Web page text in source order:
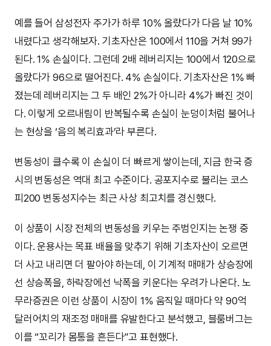
예를 들어 삼성전자 주가가 하루 10% 올랐다가 다음 날 10%
내렸다고 생각해보자. 기초자산은 100에서 110을 거쳐 99가
된다. 1% 손실이다. 그런데 2배 레버리지는 100에서 120으로
올랐다가 96으로 떨어진다. 4% 손실이다. 기초자산은 1% 빠
졌는데 레버리지는 그 두 배인 2%가 아니라 4%가 빠진 것이
다. 이렇게 오르내림이 반복될수록 손실이 눈덩이처럼 불어나
는 현상을 ‘음의 복리효과’라 부른다.
변동성이 클수록 이 손실이 더 빠르게 쌓이는데, 지금 한국 증
시의 변동성은 역대 최고 수준이다. 공포지수로 불리는 코스
피200 변동성지수는 최근 사상 최고치를 경신했다.
이 상품이 시장 전체의 변동성을 키우는 주범인지는 논쟁 중
이다. 운용사는 목표 배율을 맞추기 위해 기초자산이 오르면
더 사고 내리면 더 팔아야 하는데, 이 기계적 매매가 상승장에
선 상승폭을, 하락장에선 낙폭을 키운다는 우려가 나온다. 노
무라증권은 이런 상품이 시장이 1% 움직일 때마다 약 90억
달러어치의 재조정 매매를 유발한다고 분석했고, 블룸버그는
이를 “꼬리가 몸통을 흔든다”고 표현했다.